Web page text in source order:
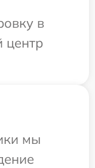
в
центр
мы